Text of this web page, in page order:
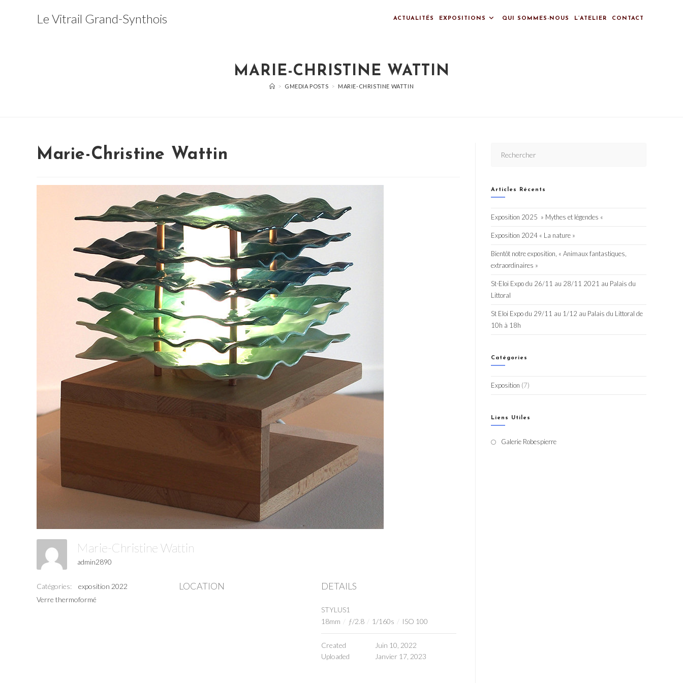
Le Vitrail Grand-Synthois ACTUALITÉS EXPOSITIONS QUI SOMMES-NOUS L’ATELIER CONTACT
MARIE-CHRISTINE WATTIN
> GMEDIA POSTS > MARIE-CHRISTINE WATTIN
Marie-Christine Wattin
Marie-Christine Wattin
admin2890
Catégories:
exposition 2022
Verre thermoformé
LOCATION DETAILS
STYLUS1
18mm / ƒ/2.8 / 1/160s / ISO 100
Created
Juin 10, 2022
Uploaded
Janvier 17, 2023
Articles Récents
Exposition 2025 » Mythes et légendes «
Exposition 2024 « La nature »
Bientôt notre exposition, « Animaux fantastiques,
extraordinaires »
St-Eloi Expo du 26/11 au 28/11 2021 au Palais du
Littoral
St Eloi Expo du 29/11 au 1/12 au Palais du Littoral de
10h à 18h
Catégories
Exposition (7)
Liens Utiles
Galerie RobespierreS’ouvre